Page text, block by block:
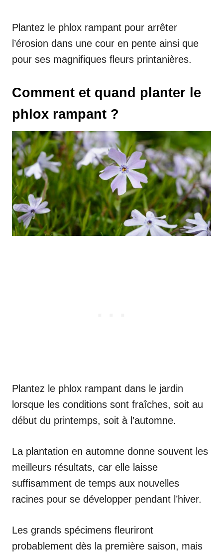
Plantez le phlox rampant pour arrêter
l’érosion dans une cour en pente ainsi que
pour ses magnifiques fleurs printanières.
Comment et quand planter le
phlox rampant ?
Plantez le phlox rampant dans le jardin
lorsque les conditions sont fraîches, soit au
début du printemps, soit à l’automne.
La plantation en automne donne souvent les
meilleurs résultats, car elle laisse
suffisamment de temps aux nouvelles
racines pour se développer pendant l’hiver.
Les grands spécimens fleuriront
probablement dès la première saison, mais